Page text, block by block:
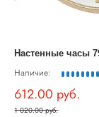
Настенные часы
Наличие:
612.00 руб.
1 020.00 руб.